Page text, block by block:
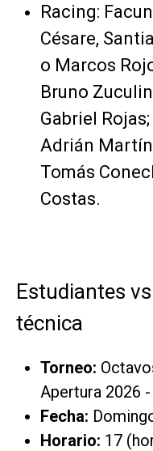
Racing:
Césare,
o Marcos
Bruno
Gabriel
Adrián
Tomás
Costas.
Estudiantes
técnica
Torneo:
Apertura 2026
Fecha:
Horario: 17